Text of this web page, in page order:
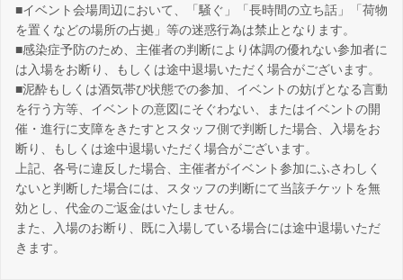
■イベント会場周辺において、「騒ぐ」「長時間の立ち話」「荷物
を置くなどの場所の占拠」等の迷惑行為は禁止となります。
■感染症予防のため、主催者の判断により体調の優れない参加者に
は入場をお断り、もしくは途中退場いただく場合がございます。
■泥酔もしくは酒気帯び状態での参加、イベントの妨げとなる言動
を行う方等、イベントの意図にそぐわない、またはイベントの開
催・進行に支障をきたすとスタッフ側で判断した場合、入場をお
断り、もしくは途中退場いただく場合がございます。
上記、各号に違反した場合、主催者がイベント参加にふさわしく
ないと判断した場合には、スタッフの判断にて当該チケットを無
効とし、代金のご返金はいたしません。
また、入場のお断り、既に入場している場合には途中退場いただ
きます。